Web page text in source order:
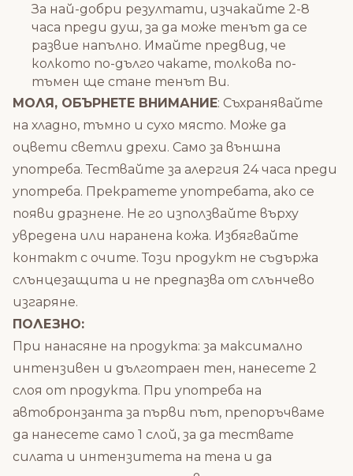
За най-добри резултати, изчакайте 2-8
часа преди душ, за да може тенът да се
развие напълно. Имайте предвид, че
колкото по-дълго чакате, толкова по-
тъмен ще стане тенът Ви.
МОЛЯ, ОБЪРНЕТЕ ВНИМАНИЕ: Съхранявайте
на хладно, тъмно и сухо място. Може да
оцвети светли дрехи. Само за външна
употреба. Тествайте за алергия 24 часа преди
употреба. Прекратете употребата, ако се
появи дразнене. Не го използвайте върху
увредена или наранена кожа. Избягвайте
контакт с очите. Този продукт не съдържа
слънцезащита и не предпазва от слънчево
изгаряне.
ПОЛЕЗНО:
При нанасяне на продукта: за максимално
интензивен и дълготраен тен, нанесете 2
слоя от продукта. При употреба на
автобронзанта за първи път, препоръчваме
да нанесете само 1 слой, за да тествате
силата и интензитета на тена и да